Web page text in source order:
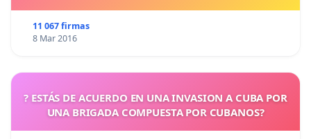
11 067 firmas
8 Mar 2016
? ESTÁS DE ACUERDO EN UNA INVASION A CUBA POR
UNA BRIGADA COMPUESTA POR CUBANOS?